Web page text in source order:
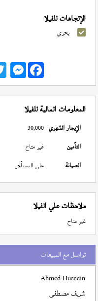
الإتجاهات للفيلا
بحري
Messenger
المعلومات المالية للفيلا
الإيجار الشهري 30,000
التأمين
غير متاح
الصيانة
على المستأجر
ملاحظات علي الفيلا
غير متاح
تواصل مع المبيعات
Ahmed Hussein
شريف مصطفى